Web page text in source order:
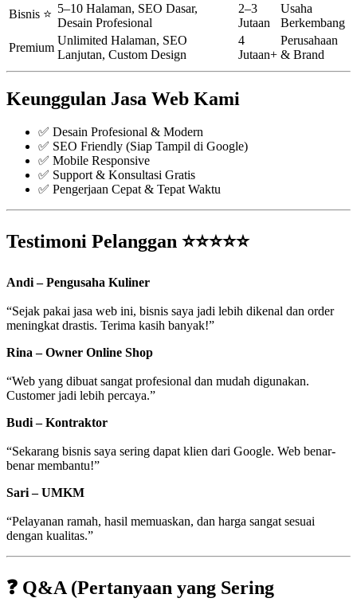
Bisnis ⭐ 5–10 Halaman, SEO Dasar,
Desain Profesional
2–3
Jutaan
Usaha
Berkembang
Premium
Unlimited Halaman, SEO
Lanjutan, Custom Design
4
Jutaan+
Perusahaan
& Brand
Keunggulan Jasa Web Kami
✅ Desain Profesional & Modern
✅ SEO Friendly (Siap Tampil di Google)
✅ Mobile Responsive
✅ Support & Konsultasi Gratis
✅ Pengerjaan Cepat & Tepat Waktu
Testimoni Pelanggan ⭐⭐⭐⭐⭐
Andi – Pengusaha Kuliner
“Sejak pakai jasa web ini, bisnis saya jadi lebih dikenal dan order
meningkat drastis. Terima kasih banyak!”
Rina – Owner Online Shop
“Web yang dibuat sangat profesional dan mudah digunakan.
Customer jadi lebih percaya.”
Budi – Kontraktor
“Sekarang bisnis saya sering dapat klien dari Google. Web benar-
benar membantu!”
Sari – UMKM
“Pelayanan ramah, hasil memuaskan, dan harga sangat sesuai
dengan kualitas.”
❓ Q&A (Pertanyaan yang Sering